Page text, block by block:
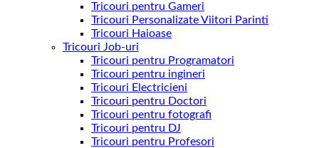
Tricouri pentru Gameri
Tricouri Personalizate Viitori Parinti
Tricouri Haioase
Tricouri Job-uri
Tricouri pentru Programatori
Tricouri pentru ingineri
Tricouri Electricieni
Tricouri pentru Doctori
Tricouri pentru fotografi
Tricouri pentru DJ
Tricouri pentru Profesori